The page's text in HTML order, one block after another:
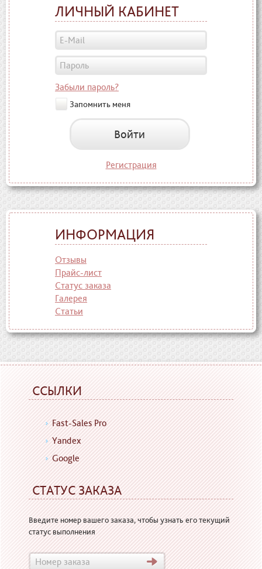
ЛИЧНЫЙ КАБИНЕТ
Забыли пароль?
Запомнить меня
Войти
Регистрация
ИНФОРМАЦИЯ
Отзывы
Прайс-лист
Статус заказа
Галерея
Статьи
ССЫЛКИ
Fast-Sales Pro
Yandex
Google
СТАТУС ЗАКАЗА
Введите номер вашего заказа, чтобы узнать его текущий
статус выполнения